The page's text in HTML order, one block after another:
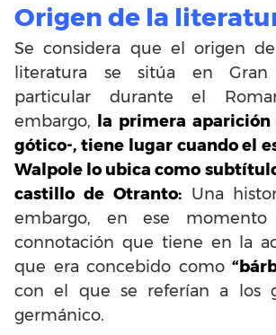
Origen de la
Se considera que el origen
literatura se sitúa en Gran
particular durante el
embargo, la primera
gótico-, tiene lugar cuando el
Walpole lo ubica como
castillo de Otranto:Una
embargo, en ese
connotación que tiene en la
que era concebido como
con el que se referían a los
germánico.